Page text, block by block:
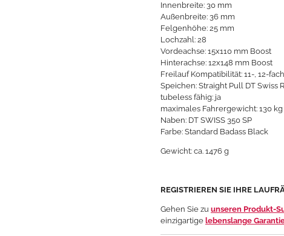
Innenbreite: 30 mm
Außenbreite: 36 mm
Felgenhöhe: 25 mm
Lochzahl: 28
Vordeachse: 15x110 mm Boost
Hinterachse: 12x148 mm Boost
Freilauf Kompatibilität: 11-, 12-
Speichen: Straight Pull DT Swiss
tubeless fähig: ja
maximales Fahrergewicht: 130
Naben: DT SWISS 350 SP
Farbe: Standard Badass Black
Gewicht: ca. 1476 g
REGISTRIEREN SIE IHRE
Gehen Sie zu unseren Produkt-
einzigartige lebenslange